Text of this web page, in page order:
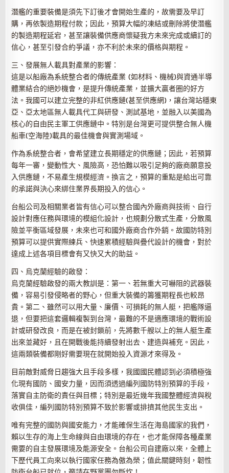
潛艦的重要裝備是須先下訂後才會開始生產的，故需要及早訂
購，再依製造期程付款；因此，預算大幅的凍結或刪除將使潛艦
的製造期程延宕，甚至讓裝備供應商懷疑我方未來完成或續訂的
信心，甚至引發合約爭議，亦不利於未來的價格與期程。
三、發展無人載具對產業的影響：
這是以船廠為系統整合者的傳統產業 (如材料、機械)與資通半導
體業結合的絕妙機會，是提升傳統產業，並擴大贏者圈的好方
法。我國可以建立完整的非紅供應鏈(甚至供應網)，讓台灣站穩東
亞、亞太地區無人載具代工與研發、測試基地，並融入以美國為
核心的自由民主軍工供應鏈中。特別是台灣更可提供整合無人機
船車(空海陸)載具的最佳機會與實測場域。
作為系統整合者，會希望建立長期穩定的供應鏈；因此，若預算
每年一審，變動性大、風險高，恐怕難以吸引足夠的廠商願意投
入供應鏈，不易產生規模經濟。換言之，預算的重點是給出可靠
的承諾與決心來綁住業界長期投入的信心。
台船公司及相關業者皆有信心可以整合國內外廠商與技術、自行
設計對應任務與環境的模組化設計，也規劃分散式生產，分散風
險並平衡區域發展，未來也可和國外廠商合作外銷。故國防特別
預算可以提供實際練兵、快速累積經驗與疊代設計的機會，對於
達成上述各項目標會有又快又大的助益。
四、烏克蘭經驗的啟發：
烏克蘭經驗啟發的兩大教訓是：第一、若無重大可嚇阻的武器裝
備，容易引發侵略者的野心，但重大裝備的籌獲期程長也較昂
貴。第二、雖然可以用大量、廉價、可損耗的無人艇，把艦隊逼
退，但要把這套邏輯複製到台灣，最難的不是適應環境的戰術設
計或研發改良，而是在被封鎖前，先將數千艘以上的無人艇生產
出來並藏好，且在開戰後能持續發射出去、建造與補充。因此，
這兩類裝備都剛好需要現在就開始投入資源才來得及。
目前敵對威脅日趨強大且手段多樣，我國國民體認到必須積極強
化現有國防、國安力量，因而須透過編列國防特別預算的手段，
落實自主防衛的責任與目標；特別是最近幾年我國整體經濟與稅
收俱佳，編列國防特別預算不致於影響或排擠其他民生支出。
唯有完整的國防與國安能力，才能確保生活在海島國家的我們，
賴以生存的海上生命線與自由環境的存在，也才能保障各種產業
需要的自主發展環境及能源安全。台船公司自建廠以來，全體上
下歷代員工向來以執行國家任務為傲為榮；值此關鍵時刻，韌性